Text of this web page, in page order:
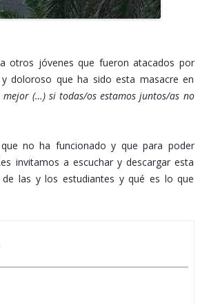
otros jóvenes que fueron atacados por
doloroso que ha sido esta masacre en
mejor (…) si todas/os estamos juntos/as no
no ha funcionado y que para poder
invitamos a escuchar y descargar esta
de las y los estudiantes y qué es lo que